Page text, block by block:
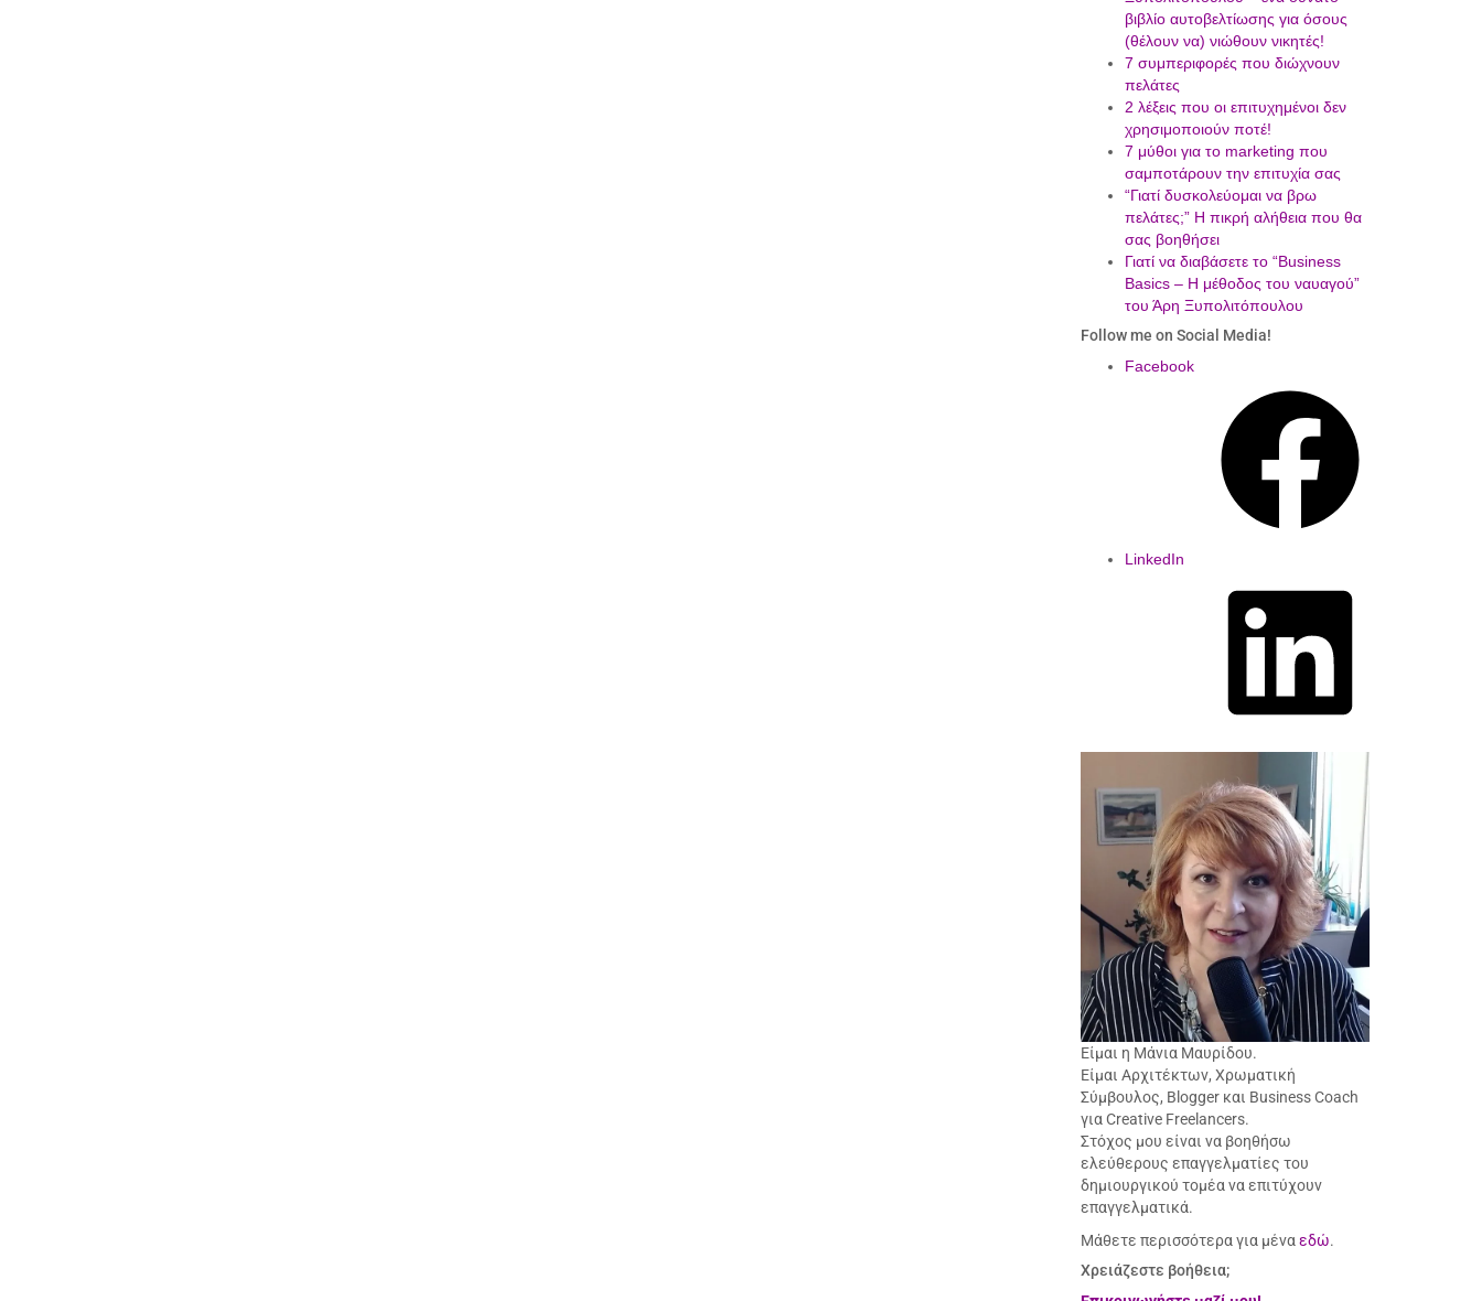
βιβλίο αυτοβελτίωσης για όσους
(θέλουν να) νιώθουν νικητές!
7 συμπεριφορές που διώχνουν
πελάτες
2 λέξεις που οι επιτυχημένοι δεν
χρησιμοποιούν ποτέ!
7 μύθοι για το marketing που
σαμποτάρουν την επιτυχία σας
“Γιατί δυσκολεύομαι να βρω
πελάτες;” Η πικρή αλήθεια που θα
σας βοηθήσει
Γιατί να διαβάσετε το “Business
Basics – Η μέθοδος του ναυαγού”
του Άρη Ξυπολιτόπουλου
Follow me on Social Media!
Facebook
LinkedIn
Είμαι η Μάνια Μαυρίδου.
Είμαι Αρχιτέκτων, Χρωματική
Σύμβουλος, Blogger και Business Coach
για Creative Freelancers.
Στόχος μου είναι να βοηθήσω
ελεύθερους επαγγελματίες του
δημιουργικού τομέα να επιτύχουν
επαγγελματικά.
Μάθετε περισσότερα για μένα εδώ.
Χρειάζεστε βοήθεια;